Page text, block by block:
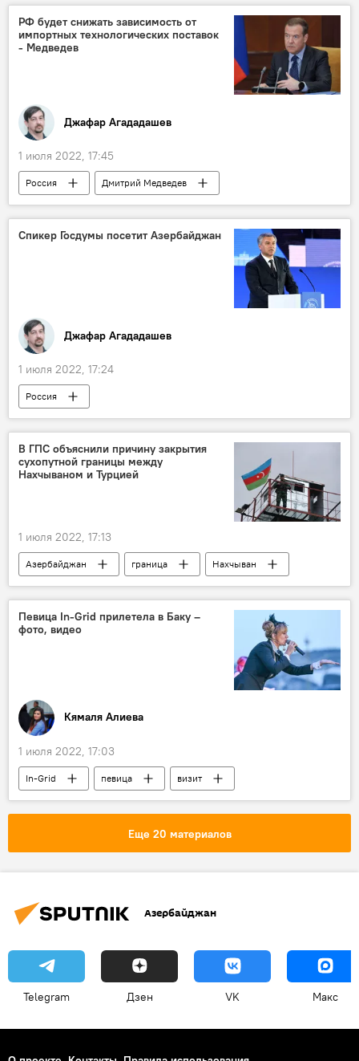
РФ будет снижать зависимость от
импортных технологических поставок
- Медведев
Джафар Агададашев
1 июля 2022, 17:45
Россия
Дмитрий Медведев
ТЕХНОЛОГИИ
Спикер Госдумы посетит Азербайджан
Джафар Агададашев
1 июля 2022, 17:24
Россия
Председатель Государственной Думы РФ Вячеслав Володин
Сахиба Гафарова
В ГПС объяснили причину закрытия
сухопутной границы между
Нахчываном и Турцией
1 июля 2022, 17:13
Азербайджан граница
Нахчыван
Турция
Государственная пограничная служба АР (ГПС)
Певица In-Grid прилетела в Баку –
фото, видео
Кямаля Алиева
1 июля 2022, 17:03
In-Grid певица
визит
Баку
Культура ЖИЗНЬ
Еще 20 материалов
Азербайджан
Telegram Дзен VK Макс